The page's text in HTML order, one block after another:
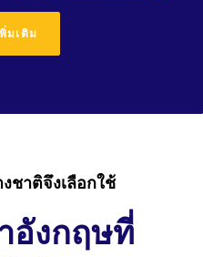
มเติม
ชาติจึงเลือกใช้
อังกฤษที่